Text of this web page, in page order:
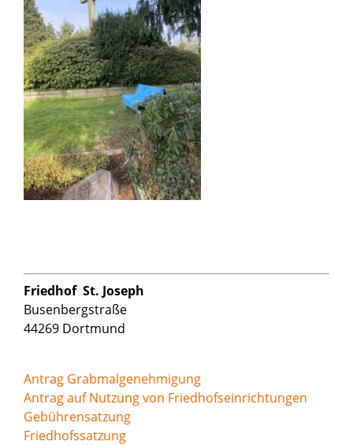
Friedhof St. Joseph
Busenbergstraße
44269 Dortmund
Antrag Grabmalgenehmigung
Antrag auf Nutzung von Friedhofseinrichtungen
Gebührensatzung
Friedhofssatzung